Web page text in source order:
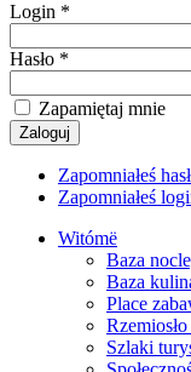
Login *
Hasło *
Zapamiętaj mnie
Zapomniałeś
Zapomniałeś
Witómë
Baza
Baza
Place
Szlaki